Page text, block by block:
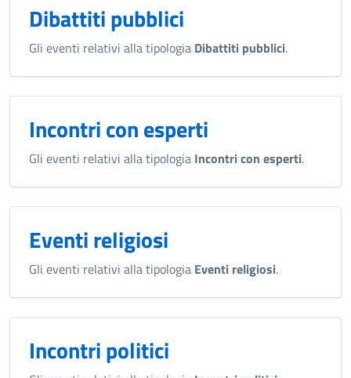
Dibattiti pubblici
Gli eventi relativi alla tipologia Dibattiti pubblici.
Incontri con esperti
Gli eventi relativi alla tipologia Incontri con esperti.
Eventi religiosi
Gli eventi relativi alla tipologia Eventi religiosi.
Incontri politici